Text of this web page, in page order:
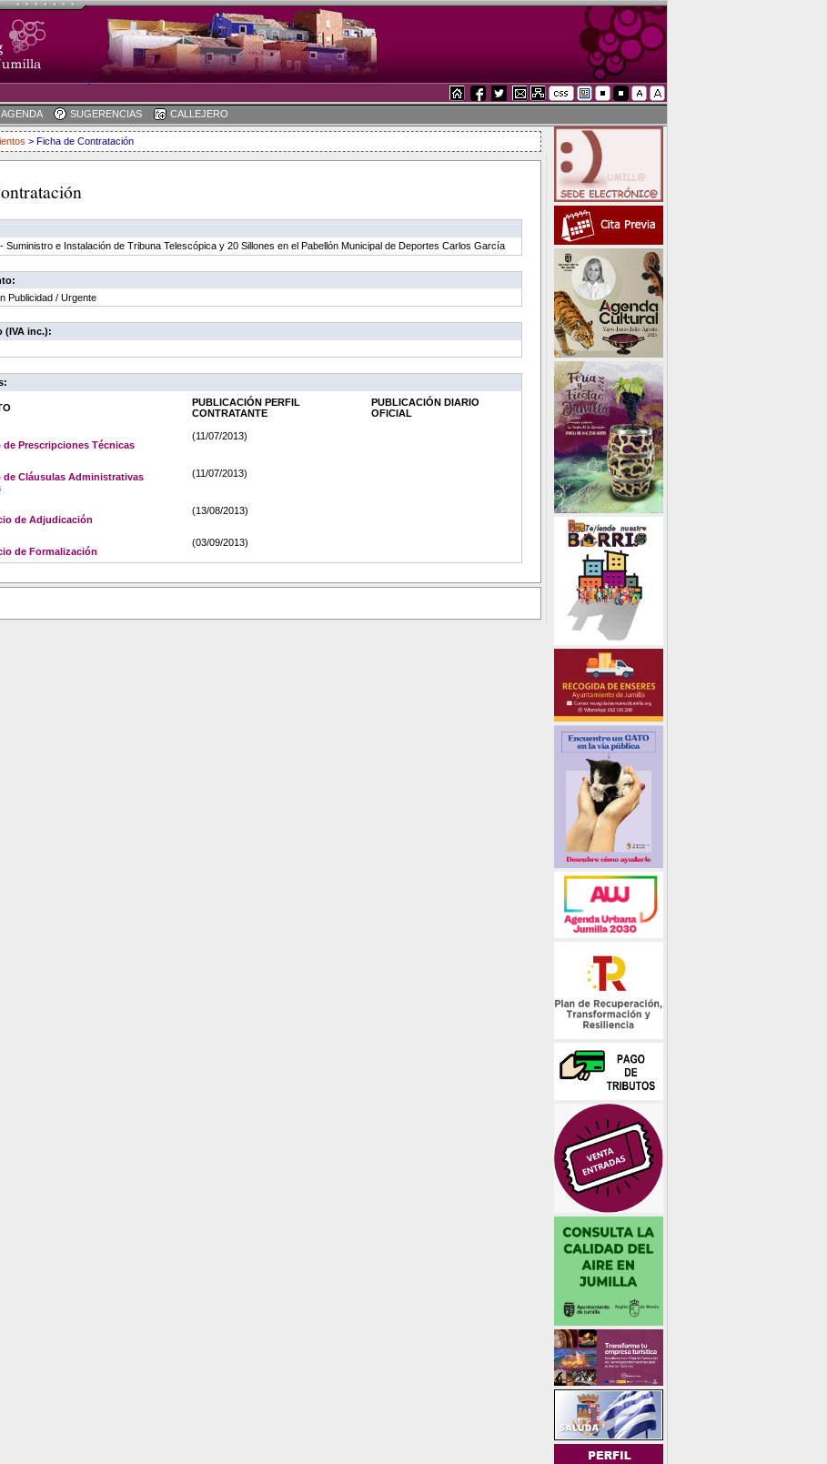
AGENDA SUGERENCIAS CALLEJERO
> Ficha de Contratación
Suministro e Instalación de Tribuna Telescópica y 20 Sillones en el Pabellón Municipal de Deportes Carlos García
Publicidad / Urgente
(IVA inc.):
PUBLICACIÓN PERFIL
CONTRATANTE
PUBLICACIÓN DIARIO
OFICIAL
de Prescripciones Técnicas
(11/07/2013)
de Cláusulas Administrativas
(11/07/2013)
de Adjudicación
(13/08/2013)
de Formalización
(03/09/2013)